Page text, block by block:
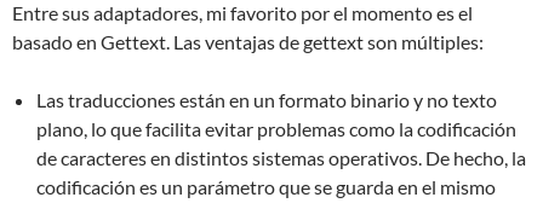
Entre sus adaptadores, mi favorito por el momento es el
basado en Gettext. Las ventajas de gettext son múltiples:
Las traducciones están en un formato binario y no texto
plano, lo que facilita evitar problemas como la codificación
de caracteres en distintos sistemas operativos. De hecho, la
codificación es un parámetro que se guarda en el mismo